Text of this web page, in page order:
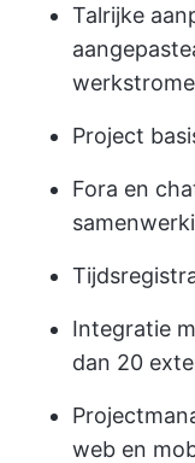
Talrijke
aangepaste
Project
Fora en
Integratie
dan 20
web en